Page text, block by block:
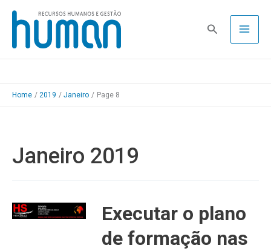
Skip
content
Pesquisa
Home 2019 Janeiro Page 8
Janeiro 2019
Executar o plano
de formação nas